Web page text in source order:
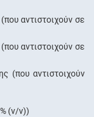
αντιστοιχούν σε
αντιστοιχούν σε
(που αντιστοιχούν
(v/v))